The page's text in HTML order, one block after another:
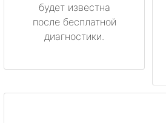
будет известна
после бесплатной
диагностики.